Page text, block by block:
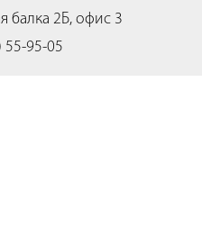
балка 2Б, офис 3
55-95-05